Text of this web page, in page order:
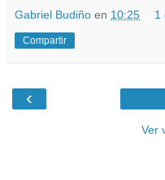
Gabriel Budiño en 10:25 1
Compartir
‹
Ver